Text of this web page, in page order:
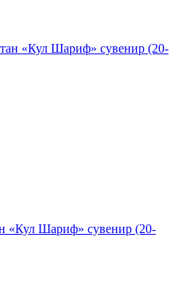
«Кул Шариф» сувенир (20-